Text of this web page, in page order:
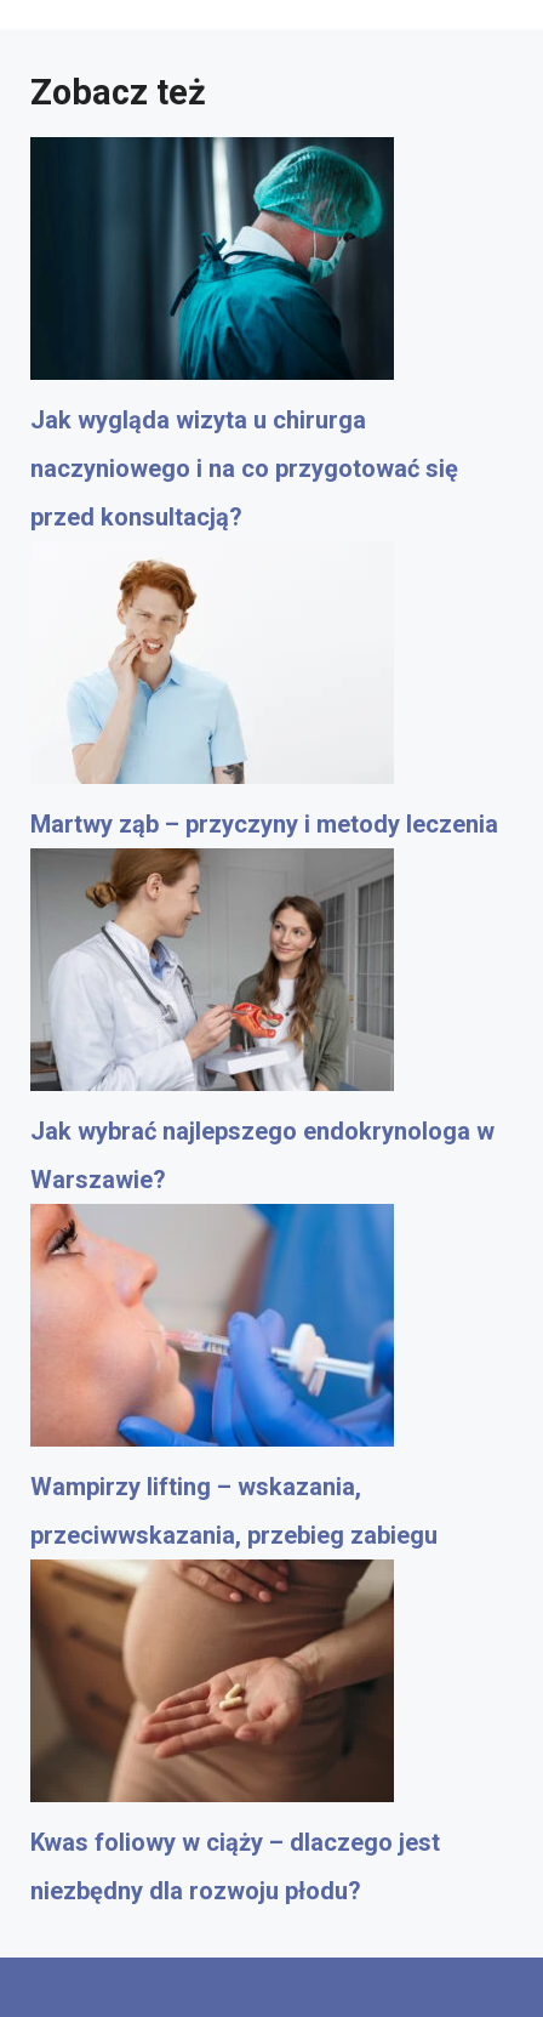
Zobacz też
Jak wygląda wizyta u chirurga
naczyniowego i na co przygotować się
przed konsultacją?
Martwy ząb – przyczyny i metody leczenia
Jak wybrać najlepszego endokrynologa w
Warszawie?
Wampirzy lifting – wskazania,
przeciwwskazania, przebieg zabiegu
Kwas foliowy w ciąży – dlaczego jest
niezbędny dla rozwoju płodu?